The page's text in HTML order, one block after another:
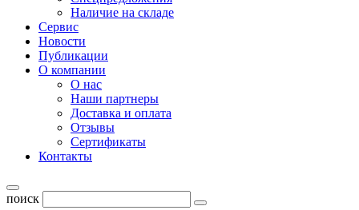
Наличие на складе
Сервис
Новости
Публикации
О компании
О нас
Наши партнеры
Доставка и оплата
Отзывы
Сертификаты
Контакты
поиск